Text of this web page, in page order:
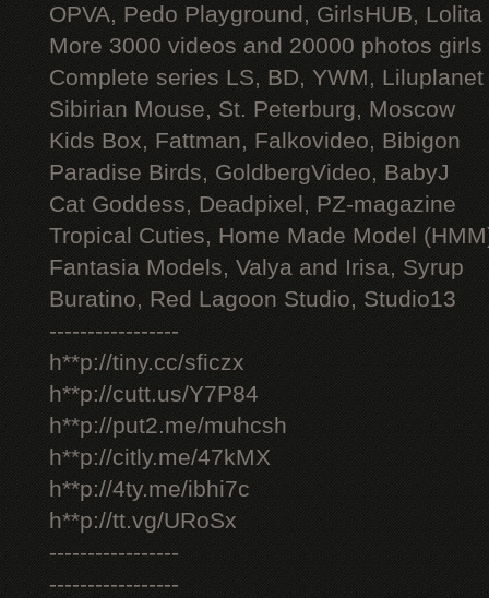
OPVA, Pedo Playground, GirlsHUB, Lolita
More 3000 videos and 20000 photos
Complete series LS, BD, YWM, Liluplanet
Sibirian Mouse, St. Peterburg, Moscow
Kids Box, Fattman, Falkovideo, Bibigon
Paradise Birds, GoldbergVideo, BabyJ
Cat Goddess, Deadpixel, PZ-magazine
Tropical Cuties, Home Made Model
Fantasia Models, Valya and Irisa, Syrup
Buratino, Red Lagoon Studio, Studio13
-----------------
h**p://tiny.cc/sficzx
h**p://cutt.us/Y7P84
h**p://put2.me/muhcsh
h**p://citly.me/47kMX
h**p://4ty.me/ibhi7c
h**p://tt.vg/URoSx
-----------------
-----------------